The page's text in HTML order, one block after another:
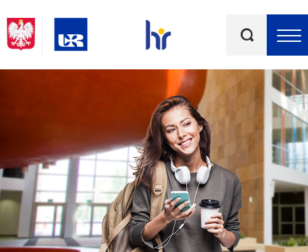
kluczowe